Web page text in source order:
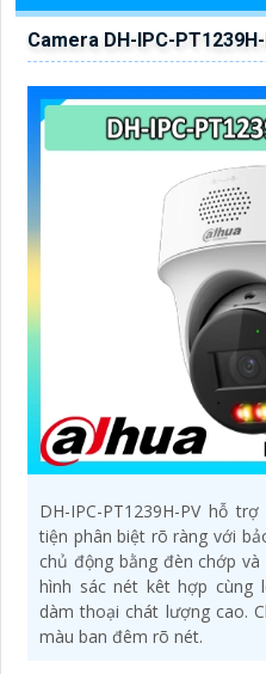
Camera DH-IPC-
DH-IPC-PT1239H-PV hỗ
tiện phân biệt rõ ràng với
chủ động bằng đèn chớp
hình sác nét kêt hợp cùng
dàm thoại chát lượng cao.
màu ban đêm rõ nét.